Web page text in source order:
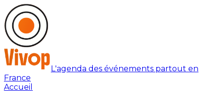
L'agenda des événements partout en
France
Accueil